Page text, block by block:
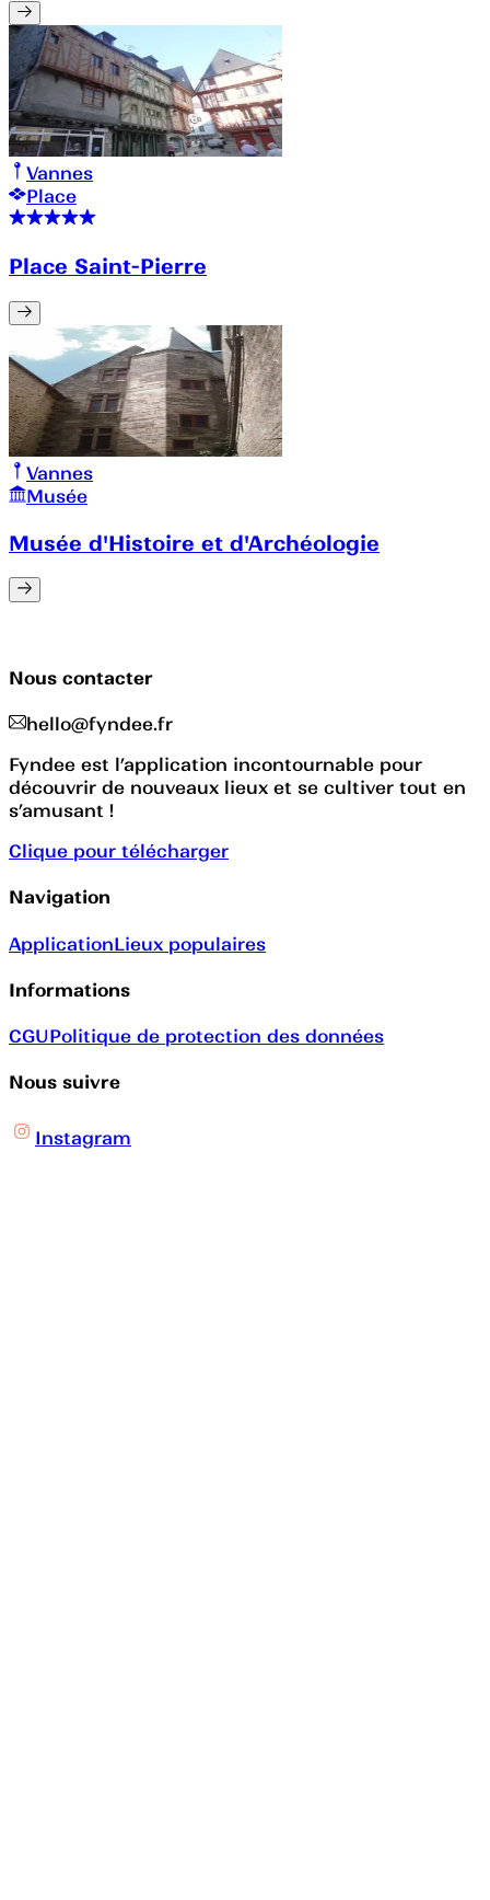
Vannes
Place
Place Saint-Pierre
Vannes
Musée
Musée d'Histoire et d'Archéologie
Nous contacter
hello@fyndee.fr
Fyndee est l’application incontournable pour
découvrir de nouveaux lieux et se cultiver tout en
s’amusant !
Clique pour télécharger
Navigation
ApplicationLieux populaires
Informations
CGUPolitique de protection des données
Nous suivre
Instagram